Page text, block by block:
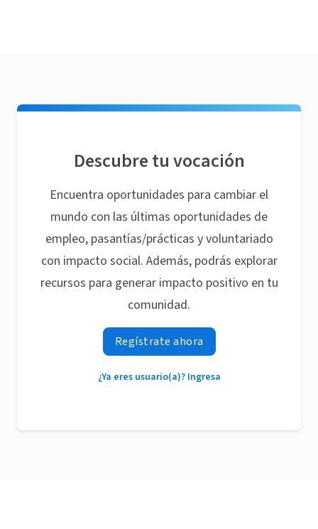
Descubre tu vocación
Encuentra oportunidades para cambiar el
mundo con las últimas oportunidades de
empleo, pasantías/prácticas y voluntariado
con impacto social. Además, podrás explorar
recursos para generar impacto positivo en tu
comunidad.
Regístrate ahora
¿Ya eres usuario(a)? Ingresa